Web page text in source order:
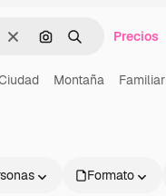
BorrarBuscar por imagen
BuscarPrecios
Montaña Familiar
Formato